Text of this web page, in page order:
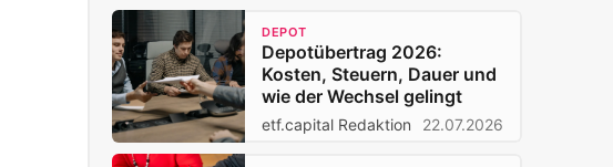
DEPOT
Depotübertrag 2026:
Kosten, Steuern, Dauer und
wie der Wechsel gelingt
etf.capital Redaktion 22.07.2026